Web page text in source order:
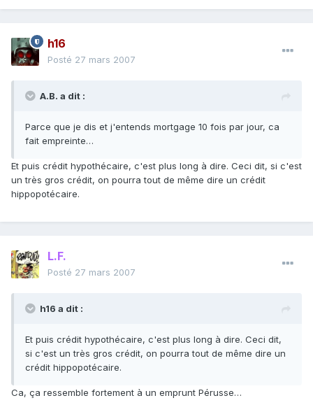
h16
Posté 27 mars 2007
A.B. a dit :
Parce que je dis et j'entends mortgage 10 fois par jour, ca
fait empreinte…
Et puis crédit hypothécaire, c'est plus long à dire. Ceci dit, si c'est
un très gros crédit, on pourra tout de même dire un crédit
hippopotécaire.
L.F.
Posté 27 mars 2007
h16 a dit :
Et puis crédit hypothécaire, c'est plus long à dire. Ceci dit,
si c'est un très gros crédit, on pourra tout de même dire un
crédit hippopotécaire.
Ca, ça ressemble fortement à un emprunt Pérusse…